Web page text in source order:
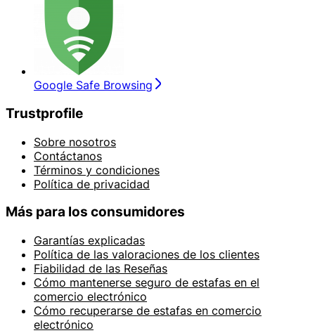
Google Safe Browsing
Trustprofile
Sobre nosotros
Contáctanos
Términos y condiciones
Política de privacidad
Más para los consumidores
Garantías explicadas
Política de las valoraciones de los clientes
Fiabilidad de las Reseñas
Cómo mantenerse seguro de estafas en el
comercio electrónico
Cómo recuperarse de estafas en comercio
electrónico